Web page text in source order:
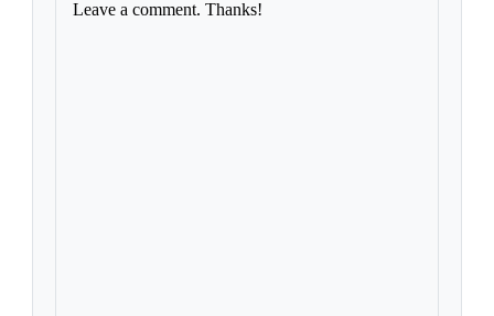
Leave a comment. Thanks!